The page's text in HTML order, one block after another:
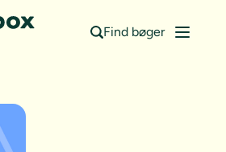
Find bøger